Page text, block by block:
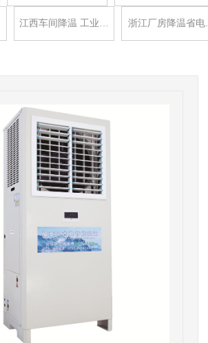
江西车间降温 工业… 浙江厂房降温省